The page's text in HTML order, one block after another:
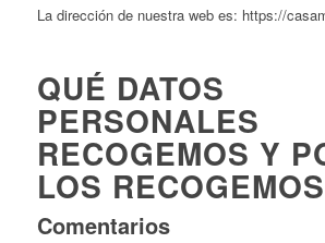
La dirección de nuestra web es: https://
QUÉ DATOS
PERSONALES
RECOGEMOS Y
LOS RECOGEMOS
Comentarios